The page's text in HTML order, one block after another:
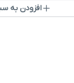
افزودن به